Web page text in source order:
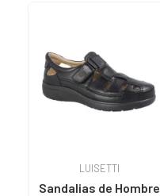
LUISETTI
Sandalias de Hombre